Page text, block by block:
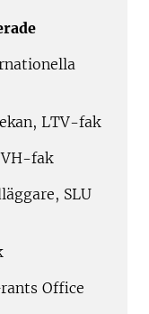
LTV-fak
fak
SLU
Office